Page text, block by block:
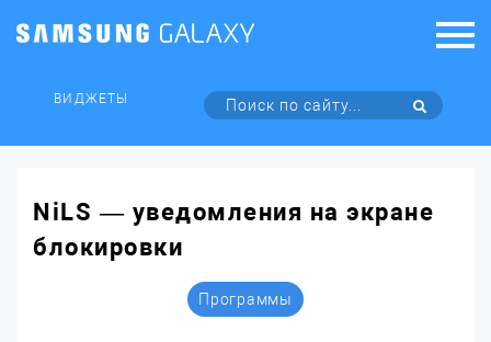
ВИДЖЕТЫ
NiLS — уведомления на экране
блокировки
Программы